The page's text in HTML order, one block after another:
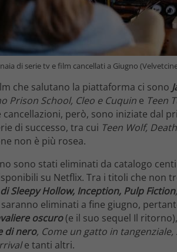
di serie tv e film cancellati a Giugno
che salutano la piattaforma ci sono
Prison School, Cleo e Cuquin e Teen
cancellazioni, però, sono iniziate dal
di successo, tra cui Teen Wolf,
non è più rosea.
sono stati eliminati da catalogo
su Netflix. Tra i titoli che non
Sleepy Hollow, Inception, Pulp Fiction
eliminati a fine giugno,
oscuro(e il suo sequel Il
di nero, Come un gatto in
e tanti altri.